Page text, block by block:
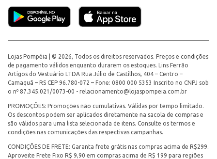
Lojas Pompéia | © 2026, Todos os direitos reservados. Preços e condições
de pagamento válidos enquanto durarem os estoques. Lins Ferrão
Artigos do Vestuário LTDA Rua Júlio de Castilhos, 404 – Centro –
Camaquã – RS CEP 96.780-072 – Fone: 0800 000 5353 Inscrito no CNPJ sob
o nº 87.345.021/0073-00 - relacionamento@lojaspompeia.com.br
PROMOÇÕES: Promoções não cumulativas. Válidas por tempo limitado.
Os descontos podem ser aplicados diretamente na sacola de compras e
são válidos para uma lista selecionada de itens. Consulte os termos e
condições nas comunicações das respectivas campanhas.
CONDIÇÕES DE FRETE: Garanta frete grátis nas compras acima de R$299.
Aproveite Frete Fixo R$ 9,90 em compras acima de R$ 199 para regiões